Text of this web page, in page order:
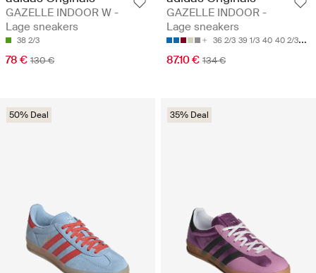
GAZELLE INDOOR W -
Lage sneakers
38 2/3
78 € 130 €
GAZELLE INDOOR -
Lage sneakers
36 2/3 39 1/3 40 40 2/3 41
87.10 € 134 €
50% Deal 35% Deal